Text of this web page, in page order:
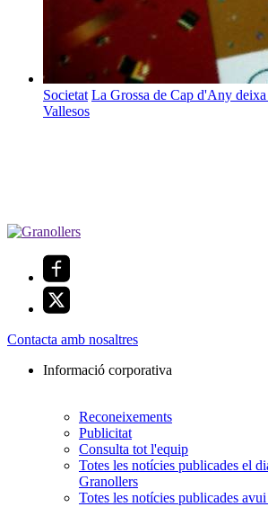
Societat La Grossa de Cap d'Any
Vallesos
Contacta amb nosaltres
Informació corporativa
Reconeixements
Publicitat
Consulta tot l'equip
Totes les notícies publicades el
Granollers
Totes les notícies publicades